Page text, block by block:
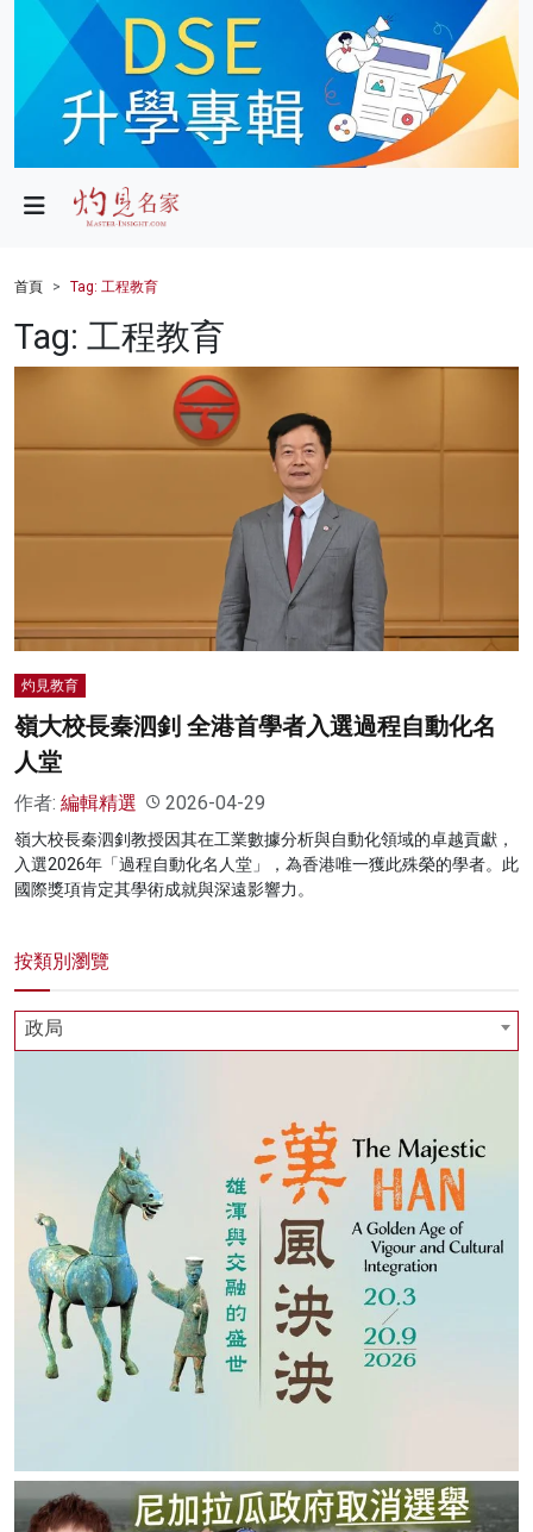
政局
財經
健康
灼見活動
首頁 Tag: 工程教育
Tag: 工程教育
灼見教育
嶺大校長秦泗釗 全港首學者入選過程自動化名
人堂
作者: 編輯精選 2026-04-29
嶺大校長秦泗釗教授因其在工業數據分析與自動化領域的卓越貢獻，
入選2026年「過程自動化名人堂」，為香港唯一獲此殊榮的學者。此
國際獎項肯定其學術成就與深遠影響力。
按類別瀏覽
政局